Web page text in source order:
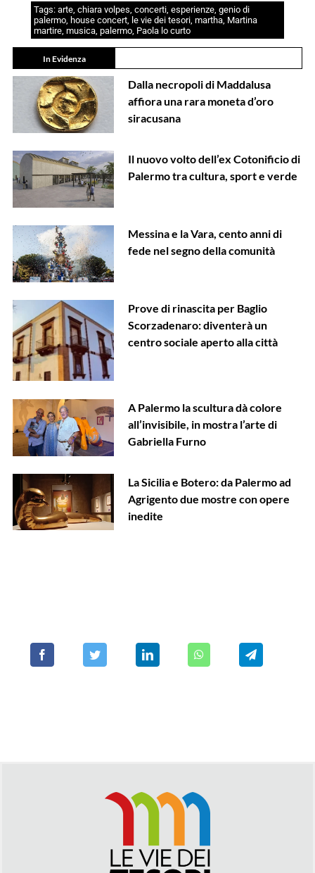
Tags: arte, chiara volpes, concerti, esperienze, genio di
palermo, house concert, le vie dei tesori, martha, Martina
martire, musica, palermo, Paola lo curto
In Evidenza
Dalla necropoli di Maddalusa
affiora una rara moneta d’oro
siracusana
Il nuovo volto dell’ex Cotonificio di
Palermo tra cultura, sport e verde
Messina e la Vara, cento anni di
fede nel segno della comunità
Prove di rinascita per Baglio
Scorzadenaro: diventerà un
centro sociale aperto alla città
A Palermo la scultura dà colore
all’invisibile, in mostra l’arte di
Gabriella Furno
La Sicilia e Botero: da Palermo ad
Agrigento due mostre con opere
inedite